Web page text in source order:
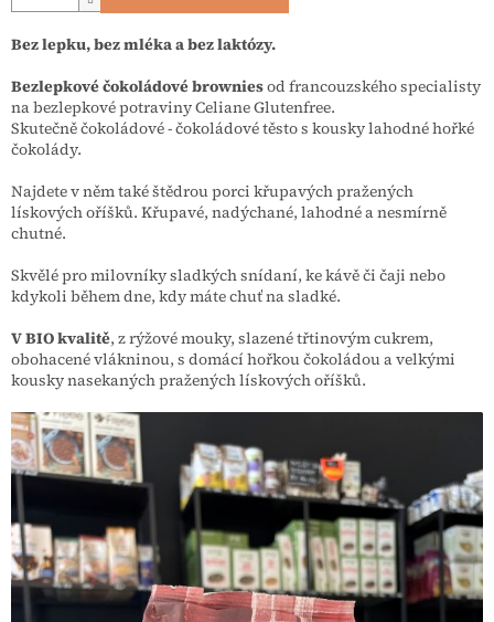
Bez lepku, bez mléka a bez laktózy.
Bezlepkové čokoládové browniesod francouzského specialisty
na bezlepkové potraviny Celiane Glutenfree.
Skutečně čokoládové - čokoládové těsto s kousky lahodné hořké
čokolády.
Najdete v něm také štědrou porci křupavých pražených
lískových oříšků. Křupavé, nadýchané, lahodné a nesmírně
chutné.
Skvělé pro milovníky sladkých snídaní, ke kávě či čaji nebo
kdykoli během dne, kdy máte chuť na sladké.
V BIO kvalitě, z rýžové mouky, slazené třtinovým cukrem,
obohacené vlákninou, s domácí hořkou čokoládou a velkými
kousky nasekaných pražených lískových oříšků.